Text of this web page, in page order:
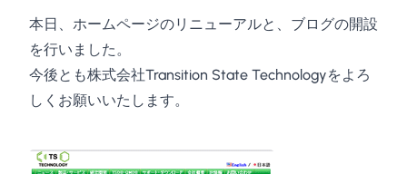
本日、ホームページのリニューアルと、ブログの開設
を行いました。
今後とも株式会社Transition State Technologyをよろ
しくお願いいたします。